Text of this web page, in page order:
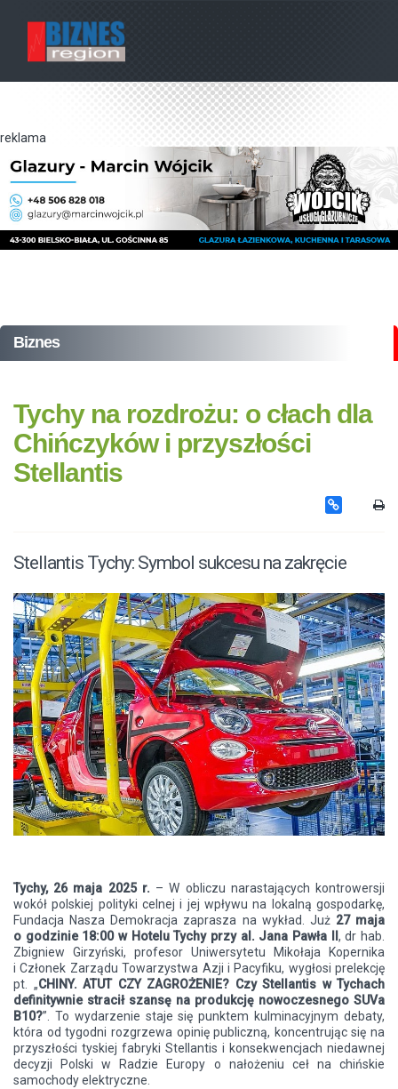
reklama
Biznes
Tychy na rozdrożu: o cłach dla
Chińczyków i przyszłości
Stellantis
Stellantis Tychy: Symbol sukcesu na zakręcie
Tychy, 26 maja 2025 r. – W obliczu narastających kontrowersji
wokół polskiej polityki celnej i jej wpływu na lokalną gospodarkę,
Fundacja Nasza Demokracja zaprasza na wykład. Już 27 maja
o godzinie 18:00 w Hotelu Tychy przy al. Jana Pawła II , dr hab.
Zbigniew Girzyński, profesor Uniwersytetu Mikołaja Kopernika
i Członek Zarządu Towarzystwa Azji i Pacyfiku, wygłosi prelekcję
pt. „CHINY. ATUT CZY ZAGROŻENIE? Czy Stellantis w Tychach
definitywnie stracił szansę na produkcję nowoczesnego SUVa
B10?”. To wydarzenie staje się punktem kulminacyjnym debaty,
która od tygodni rozgrzewa opinię publiczną, koncentrując się na
przyszłości tyskiej fabryki Stellantis i konsekwencjach niedawnej
decyzji Polski w Radzie Europy o nałożeniu ceł na chińskie
samochody elektryczne.